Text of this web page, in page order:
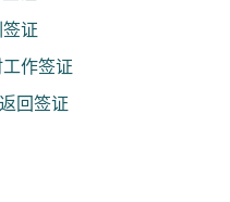
证
作签证
回签证